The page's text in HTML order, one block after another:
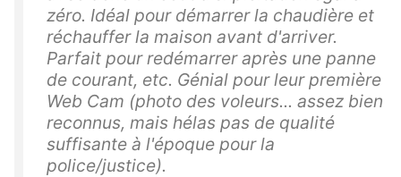
zéro. Idéal pour démarrer la chaudière et
réchauffer la maison avant d'arriver.
Parfait pour redémarrer après une panne
de courant, etc. Génial pour leur première
Web Cam (photo des voleurs... assez bien
reconnus, mais hélas pas de qualité
suffisante à l'époque pour la
police/justice).